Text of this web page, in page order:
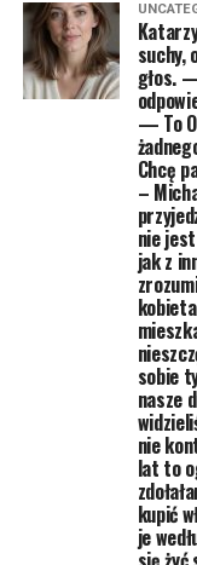
suchy,
głos.
— To
Chcę
–
nie
jak z
sobie
nasze
nie
lat to
kupić
je